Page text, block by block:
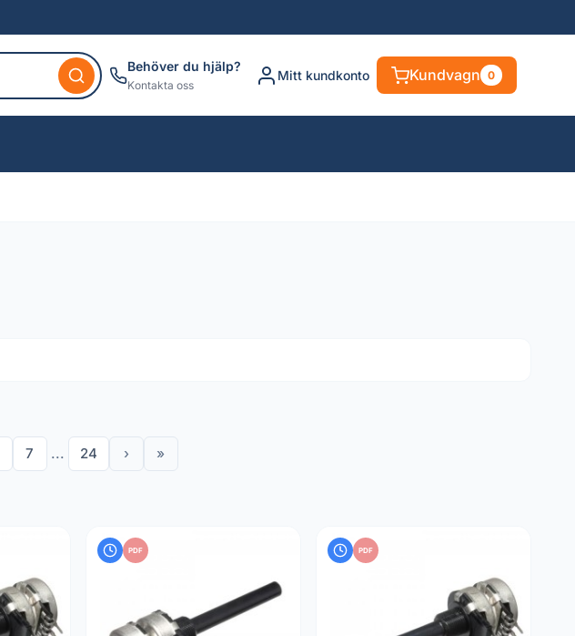
Behöver du hjälp?
Kontakta oss
Mitt kundkonto Kundvagn 0
7 ... 24 › »
PDF PDF